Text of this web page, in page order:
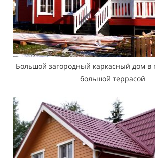
Большой загородный каркасный дом в
большой террасой